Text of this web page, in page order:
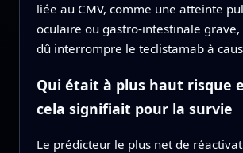
liée au CMV, comme une atteinte
oculaire ou gastro-intestinale grave,
dû interrompre le teclistamab à
Qui était à plus haut risque
cela signifiait pour la survie
Le prédicteur le plus net de